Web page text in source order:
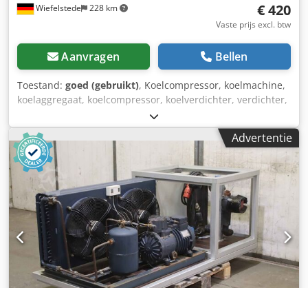
Wiefelstede 228 km € 420
Vaste prijs excl. btw
Aanvragen Bellen
Toestand: goed (gebruikt), Koelcompressor, koelmachine,
koelaggregaat, koelcompressor, koelverdichter, verdichter,
motorverdichter, scheidingskapverdichter, koelaggregaat,
hermetische compressor -Fabrikant: Copeland,
compressor, koelcompressor, type ZR11M3-TWD-561 -
Spanning: 380-420V / 50 Hz -Technische gegevens: zie foto
van het typeplaatje Chedpfeyk Tg Djx Aklsa -Aantal: 2
compressoren beschikbaar -Prijs: per stuk -Afmetingen:
380/330/H550 mm -Gewicht: 91 kg/stuk
Advertentie